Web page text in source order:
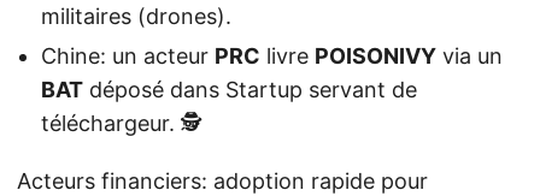
militaires (drones).
Chine: un acteur PRC livre POISONIVY via un
BAT déposé dans Startup servant de
téléchargeur. 🕵️
Acteurs financiers: adoption rapide pour